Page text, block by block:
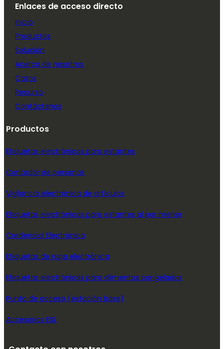
Enlaces de acceso directo
Inicio
Productos
Solución
Acerca de nosotros
Casos
Recurso
Contáctenos
Productos
Etiquetas electrónicas para estantes
Contador de personas
Vigilancia electrónica de artículos
Etiquetas electrónicas para estantes al por menor
Credencial Electrónica
Etiquetas de ropa electrónica
Etiquetas electrónicas para alimentos congelados
Punto de acceso (estación base)
Accesorios ESL